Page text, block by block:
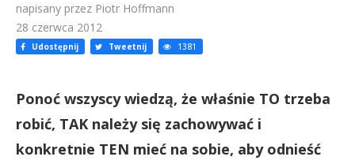
napisany przez Piotr Hoffmann
28 czerwca 2012
Udostępnij Tweetnij 1381
Ponoć wszyscy wiedzą, że właśnie TO trzeba
robić, TAK należy się zachowywać i
konkretnie TEN mieć na sobie, aby odnieść